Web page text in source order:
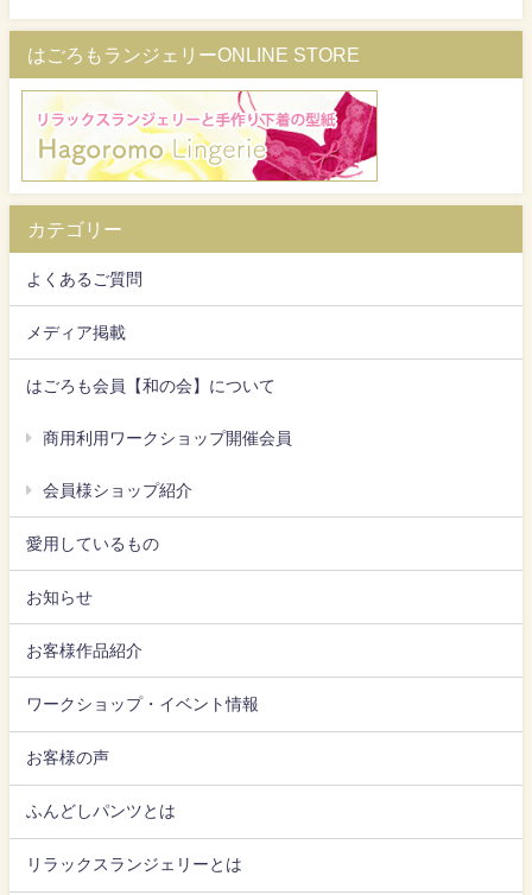
はごろもランジェリーONLINE STORE
カテゴリー
よくあるご質問
メディア掲載
はごろも会員【和の会】について
商用利用ワークショップ開催会員
会員様ショップ紹介
愛用しているもの
お知らせ
お客様作品紹介
ワークショップ・イベント情報
お客様の声
ふんどしパンツとは
リラックスランジェリーとは